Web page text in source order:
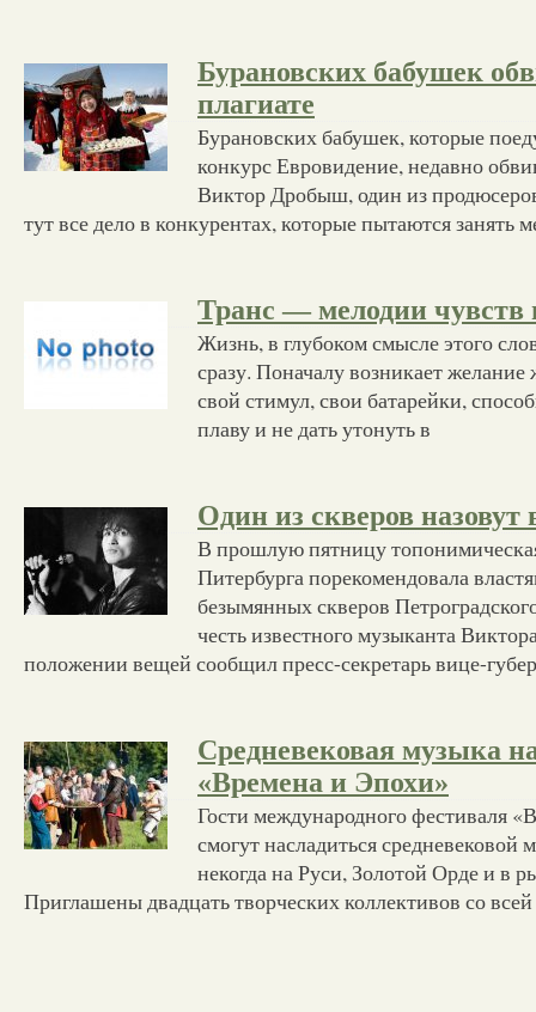
Бурановских бабушек
плагиате
Бурановских бабушек, которые
конкурс Евровидение, недавно
Виктор Дробыш, один из
тут все дело в конкурентах, которые пытаются занять
Транс — мелодии чувств
Жизнь, в глубоком смысле этого
сразу. Поначалу возникает
свой стимул, свои батарейки,
плаву и не дать утонуть в
Один из скверов
В прошлую пятницу
Питербурга порекомендовала
безымянных скверов
честь известного музыканта
положении вещей сообщил пресс-секретарь вице-
Средневековая музыка
«Времена и Эпохи»
Гости международного фестиваля
смогут насладиться средневековой
некогда на Руси, Золотой Орде и в
Приглашены двадцать творческих коллективов со